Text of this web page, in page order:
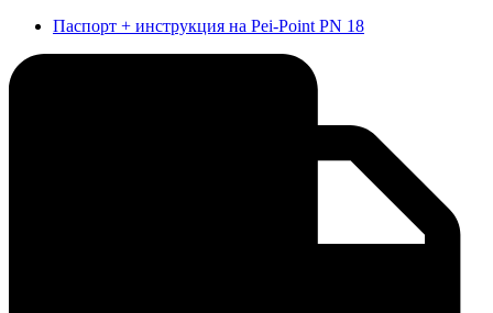
Паспорт + инструкция на Pei-Point PN 18